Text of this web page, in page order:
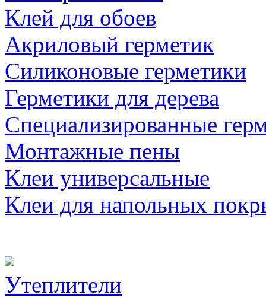
Клей для обоев
Акриловый герметик
Силиконовые герметики
Герметики для дерева
Специализированные
Монтажные пены
Клеи универсальные
Клеи для напольных
Утеплители